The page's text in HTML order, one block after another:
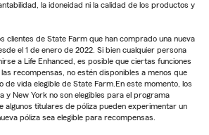
la idoneidad ni la calidad de los productos y
clientes de State Farm que han comprado una nueva
el 1 de enero de 2022. Si bien cualquier persona
a Life Enhanced, es posible que ciertas funciones
recompensas, no estén disponibles a menos que
de vida elegible de State Farm.En este momento, los
y New York no son elegibles para el programa
algunos titulares de póliza pueden experimentar un
póliza sea elegible para recompensas.